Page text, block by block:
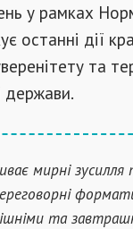
у рамках
останні дії
та
держави.
мирні
та